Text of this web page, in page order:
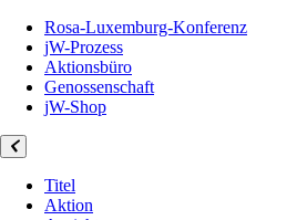
Rosa-Luxemburg-Konferenz
jW-Prozess
Aktionsbüro
Genossenschaft
jW-Shop
Titel
Aktion